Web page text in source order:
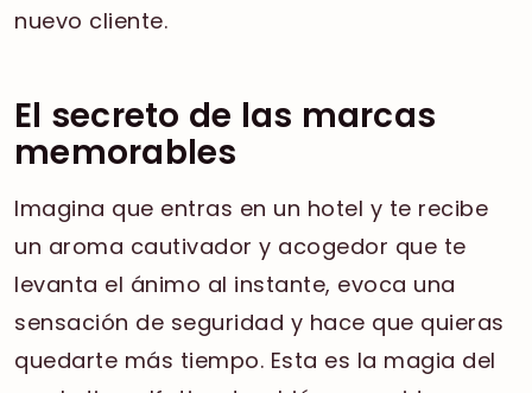
nuevo cliente.
El secreto de las marcas
memorables
Imagina que entras en un hotel y te recibe
un aroma cautivador y acogedor que te
levanta el ánimo al instante, evoca una
sensación de seguridad y hace que quieras
quedarte más tiempo. Esta es la magia del